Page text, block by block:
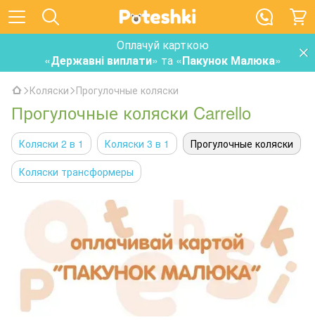
Оплачуй карткою
«Державні виплати» та «Пакунок Малюка»
Коляски Прогулочные коляски
Прогулочные коляски Carrello
Коляски 2 в 1 Коляски 3 в 1
Прогулочные коляски
Коляски трансформеры